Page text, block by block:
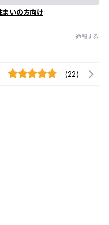
まいの方向け
通報する
(22)